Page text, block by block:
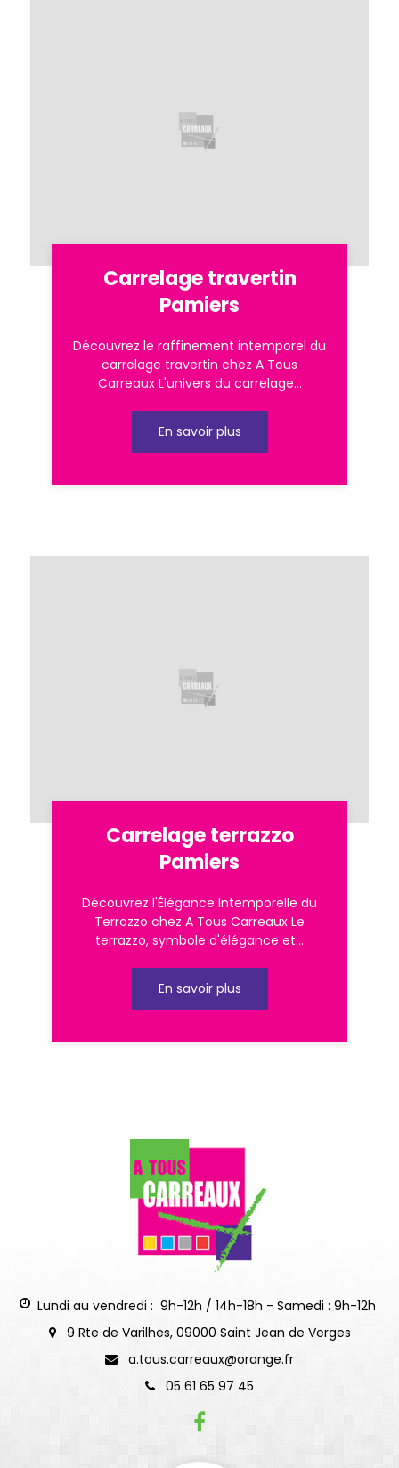
Carrelage travertin
Pamiers
Découvrez le raffinement intemporel du
carrelage travertin chez A Tous
Carreaux L'univers du carrelage...
En savoir plus
Carrelage terrazzo
Pamiers
Découvrez l'Élégance Intemporelle du
Terrazzo chez A Tous Carreaux Le
terrazzo, symbole d'élégance et...
En savoir plus
Lundi au vendredi : 9h-12h / 14h-18h - Samedi : 9h-12h
9 Rte de Varilhes, 09000 Saint Jean de Verges
a.tous.carreaux@orange.fr
05 61 65 97 45